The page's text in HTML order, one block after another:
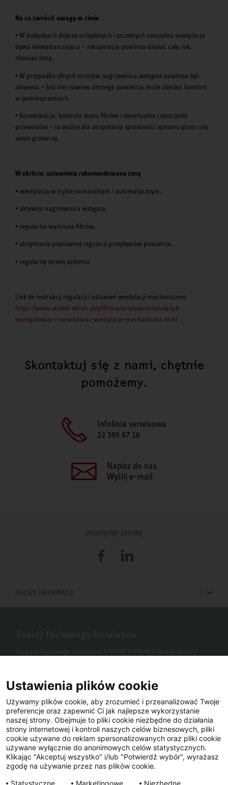
Na co zwrócić uwagę w zimie
• W budynkach dobrze ocieplonych i szczelnych naturalna wentylacja
bywa niewystarczająca — rekuperacja powinna działać cały rok,
również zimą.
• W przypadku silnych mrozów nagrzewnica wstępna powinna być
aktywna — bez niej nawiew zimnego powietrza może obniżyć komfort
w pomieszczeniach.
• Konserwacja: kontrola stanu filtrów i ewentualne czyszczenie
przewodów — to ważne dla utrzymania sprawności systemu przez cały
sezon grzewczy.
W skrócie: ustawienia rekomendowane zimą
• wentylacja w trybie nominalnym / automatycznym,
• aktywna nagrzewnica wstępna,
• regularna wymiana filtrów,
• utrzymanie poprawnej regulacji przepływów powietrza,
• regularny serwis systemu.
Link do instrukcji regulacji i ustawień wentylacji mechanicznej:
https://www.stiebel-eltron.pl/pl/firma/artykuly/artykuly/jak-
wyregulowac-i-serwisowac-wentylacje-mechaniczna.html
Skontaktuj się z nami, chętnie
pomożemy.
Infolinia serwisowa
22 395 67 16
Napisz do nas
Wyślij e-mail
UDOSTĘPNIJ STRONĘ
FacebookLinkedIn
DALSZE INFORMACJE
Facebook YouTube LinkedIn
Ustawienia plików cookie
Używamy plików cookie, aby zrozumieć i przeanalizować Twoje
preferencje oraz zapewnić Ci jak najlepsze wykorzystanie
naszej strony. Obejmuje to pliki cookie niezbędne do działania
strony internetowej i kontroli naszych celów biznesowych, pliki
cookie używane do reklam spersonalizowanych oraz pliki cookie
używane wyłącznie do anonimowych celów statystycznych.
Klikając "Akceptuj wszystko" i/lub "Potwierdź wybór", wyrażasz
zgodę na używanie przez nas plików cookie.
Statystyczne
Marketingowe Niezbędne